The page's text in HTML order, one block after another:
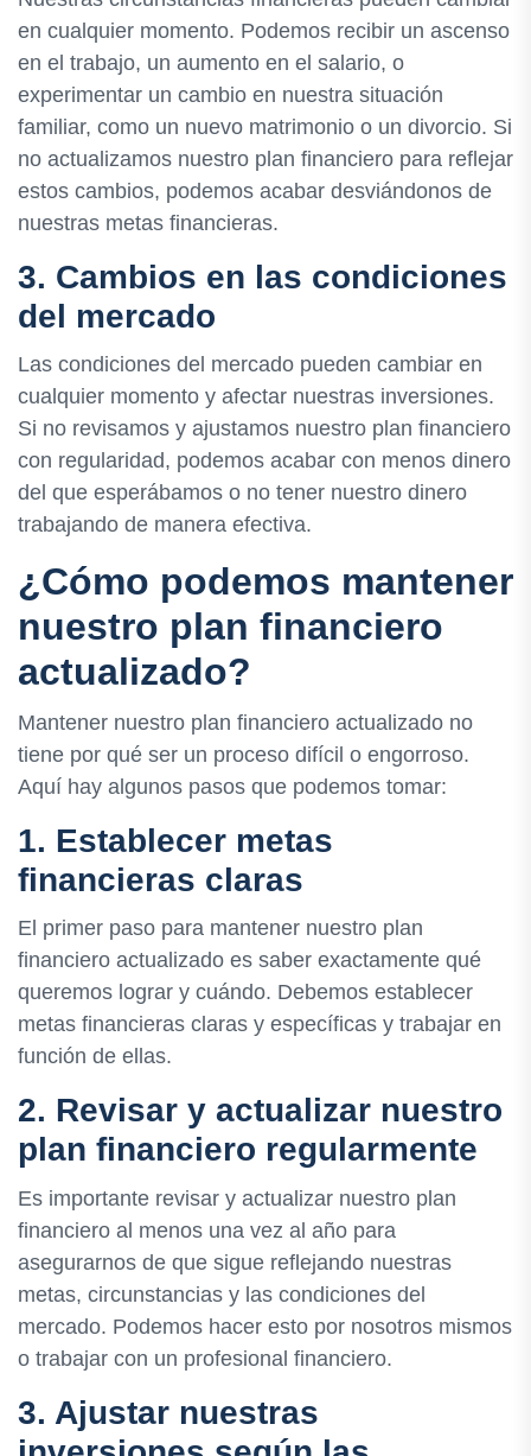
en cualquier momento. Podemos recibir un ascenso
en el trabajo, un aumento en el salario, o
experimentar un cambio en nuestra situación
familiar, como un nuevo matrimonio o un divorcio. Si
no actualizamos nuestro plan financiero para reflejar
estos cambios, podemos acabar desviándonos de
nuestras metas financieras.
3. Cambios en las condiciones
del mercado
Las condiciones del mercado pueden cambiar en
cualquier momento y afectar nuestras inversiones.
Si no revisamos y ajustamos nuestro plan financiero
con regularidad, podemos acabar con menos dinero
del que esperábamos o no tener nuestro dinero
trabajando de manera efectiva.
¿Cómo podemos mantener
nuestro plan financiero
actualizado?
Mantener nuestro plan financiero actualizado no
tiene por qué ser un proceso difícil o engorroso.
Aquí hay algunos pasos que podemos tomar:
1. Establecer metas
financieras claras
El primer paso para mantener nuestro plan
financiero actualizado es saber exactamente qué
queremos lograr y cuándo. Debemos establecer
metas financieras claras y específicas y trabajar en
función de ellas.
2. Revisar y actualizar nuestro
plan financiero regularmente
Es importante revisar y actualizar nuestro plan
financiero al menos una vez al año para
asegurarnos de que sigue reflejando nuestras
metas, circunstancias y las condiciones del
mercado. Podemos hacer esto por nosotros mismos
o trabajar con un profesional financiero.
3. Ajustar nuestras